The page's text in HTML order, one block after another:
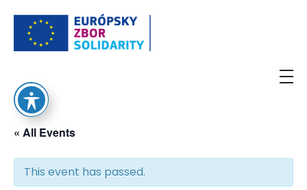
« All Events
This event has passed.